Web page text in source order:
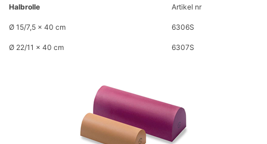
Halbrolle
Ø 15/7,5 x 40 cm
Ø 22/11 x 40 cm
Artikel nr
6306S
6307S